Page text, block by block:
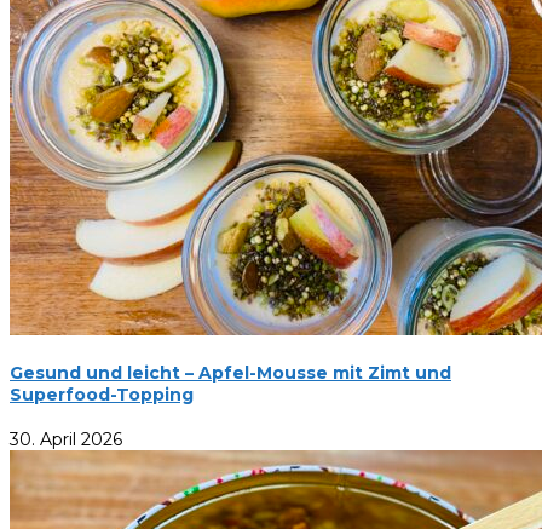
Gesund und leicht – Apfel-Mousse mit Zimt und
Superfood-Topping
30. April 2026